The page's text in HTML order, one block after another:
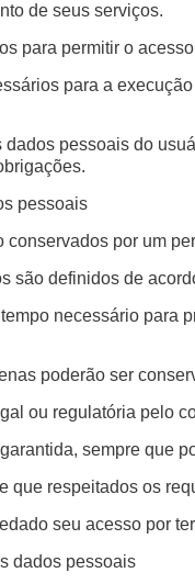
de seus serviços.
para permitir o
para a
pessoais do
pessoais
por um
são definidos de
necessário para
poderão ser
ou regulatória pelo
sempre que
que respeitados os
seu acesso por
dados pessoais